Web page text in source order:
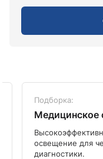
Подборка:
Медицинское
освещение для
диагностики.